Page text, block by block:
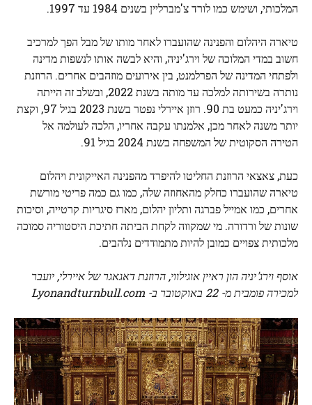
המלכותי, ושימש כמו לורד צ'מברליין בשנים 1984 עד 1997.
טיארה היהלום והפנינה שהועברו לאחר מותו של מבל הפך למרכיב
חשוב במדי המלוכה של וירג'יניה, והיא לבשה אותו לנשפות מדינה
ולפתחי המדינה של הפרלמנט, בין אירועים מוזהבים אחרים. הרוזנת
נותרה בשירותה למלכה עד מותה בשנת 2022, ובשלב זה הייתה
וירג'יניה כמעט בת 90. רוזן איירלי נפטר בשנת 2023 בגיל 97, וקצת
יותר משנה לאחר מכן, אלמנתו עקבה אחריו, הלכה לעולמה אל
הטירה הסקוטית של המשפחה בשנת 2024 בגיל 91.
כעת, צאצאי הרוזנת החליטו להיפרד מהפנינה האייקונית ויהלום
טיארה שהועברו כחלק מהאחוזה שלה, כמו גם כמה פריטי מורשת
אחרים, כמו אמייל פברגה ותליון יהלום, מארז סיגריות קרטייה, וסיכות
שונות של ורדורה. מי שמקווה לקחת הביתה חתיכת היסטוריה סמוכה
מלכותית צפויים כמובן להיות מתמודדים נלהבים.
אוסף וירג'יניה הון ראיין אוגילווי, הרוזנת דאגאגר ​​של איירלי, יועבר
למכירה פומבית מ- 22 באוקטובר ב- Lyonandturnbull.com